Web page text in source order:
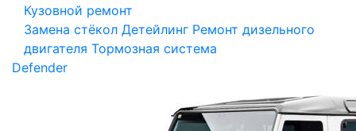
Кузовной ремонт
Замена стёкол Детейлинг Ремонт дизельного
двигателя Тормозная система
Defender